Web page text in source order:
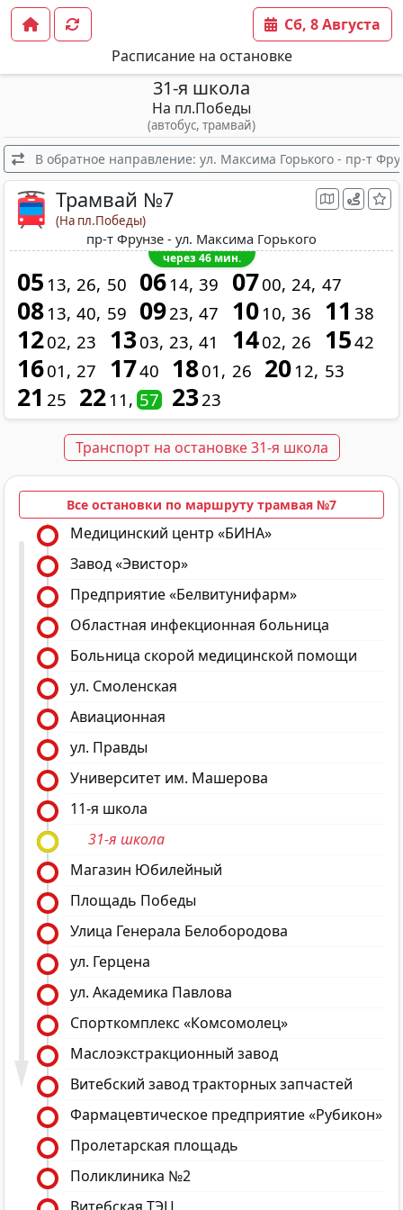
Расписание на остановке
Сб, 8 Августа
31-я школа
На пл.Победы
(автобус, трамвай)
В обратное направление: ул. Максима Горького - пр-т
Трамвай №7
(На пл.Победы)
пр-т Фрунзе - ул. Максима Горького
через 46 мин.
05 13 26 50 06 14 39 0700 24 47
08 13 40 59 0923 47 10 10 36 11 38
1202 23 1303 23 41 1402 26 1542
1601 27 1740 1801 26 20 12 53
21 25 22 11 57 2323
Транспорт на остановке 31-я школа
Все остановки по маршруту трамвая №7
Медицинский центр «БИНА»
Завод «Эвистор»
Предприятие «Белвитунифарм»
Областная инфекционная больница
Больница скорой медицинской помощи
ул. Смоленская
Авиационная
ул. Правды
Университет им. Машерова
11-я школа
31-я школа
Магазин Юбилейный
Площадь Победы
Улица Генерала Белобородова
ул. Герцена
ул. Академика Павлова
Спорткомплекс «Комсомолец»
Маслоэкстракционный завод
Витебский завод тракторных запчастей
Фармацевтическое предприятие «Рубикон»
Пролетарская площадь
Поликлиника №2